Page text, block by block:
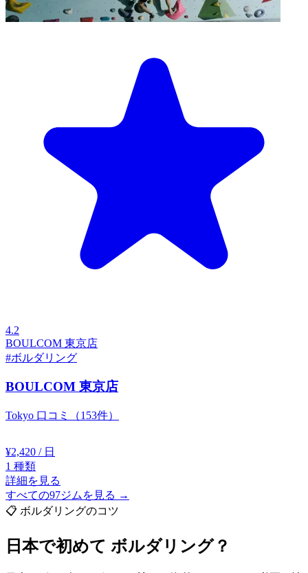
4.2
BOULCOM 東京店
#ボルダリング
BOULCOM 東京店
Tokyo 口コミ（153件）
¥2,420 / 日
1 種類
詳細を見る
すべての97ジムを見る →
📋 ボルダリングのコツ
日本で初めて ボルダリング？